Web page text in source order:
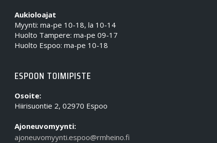
Aukioloajat
Myynti: ma-pe 10-18, la 10-14
Huolto Tampere: ma-pe 09-17
Huolto Espoo: ma-pe 10-18
ESPOON TOIMIPISTE
Osoite:
Hiirisuontie 2, 02970 Espoo
Ajoneuvomyynti:
ajoneuvomyynti.espoo@rmheino.fi